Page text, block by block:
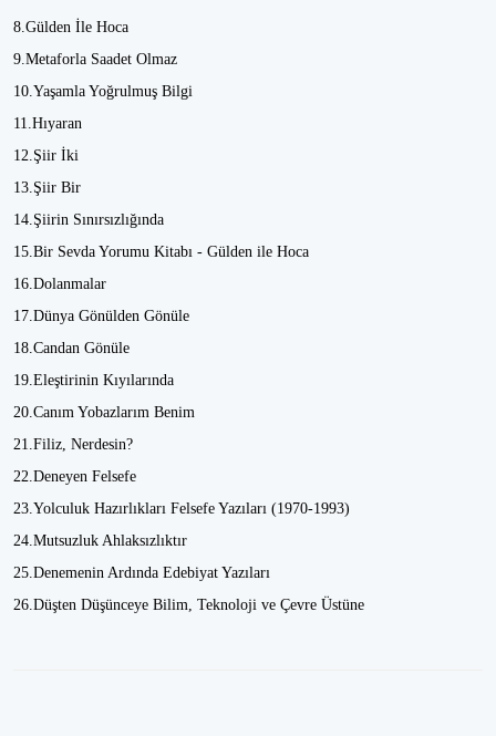
8.Gülden İle Hoca
9.Metaforla Saadet Olmaz
10.Yaşamla Yoğrulmuş Bilgi
11.Hıyaran
12.Şiir İki
13.Şiir Bir
14.Şiirin Sınırsızlığında
15.Bir Sevda Yorumu Kitabı - Gülden ile Hoca
16.Dolanmalar
17.Dünya Gönülden Gönüle
18.Candan Gönüle
19.Eleştirinin Kıyılarında
20.Canım Yobazlarım Benim
21.Filiz, Nerdesin?
22.Deneyen Felsefe
23.Yolculuk Hazırlıkları Felsefe Yazıları (1970-1993)
24.Mutsuzluk Ahlaksızlıktır
25.Denemenin Ardında Edebiyat Yazıları
26.Düşten Düşünceye Bilim, Teknoloji ve Çevre Üstüne